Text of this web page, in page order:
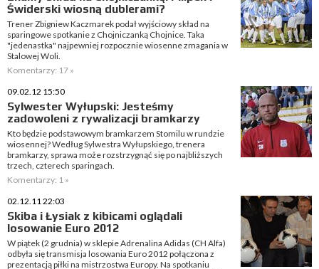
Świderski wiosną dublerami?
Trener Zbigniew Kaczmarek podał wyjściowy skład na
sparingowe spotkanie z Chojniczanką Chojnice. Taka
"jedenastka" najpewniej rozpocznie wiosenne zmagania w
Stalowej Woli.
Komentarzy: 17 »
09.02.12 15:50
Sylwester Wyłupski: Jesteśmy
zadowoleni z rywalizacji bramkarzy
Kto będzie podstawowym bramkarzem Stomilu w rundzie
wiosennej? Według Sylwestra Wyłupskiego, trenera
bramkarzy, sprawa może rozstrzygnąć się po najbliższych
trzech, czterech sparingach.
Komentarzy: 1 »
02.12.11 22:03
Skiba i Łysiak z kibicami oglądali
losowanie Euro 2012
W piątek (2 grudnia) w sklepie Adrenalina Adidas (CH Alfa)
odbyła się transmisja losowania Euro 2012 połączona z
prezentacją piłki na mistrzostwa Europy. Na spotkaniu